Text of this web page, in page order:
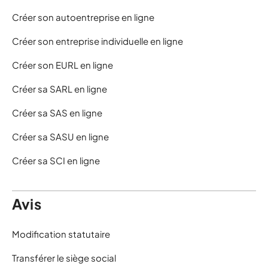
Créer son autoentreprise en ligne
Créer son entreprise individuelle en ligne
Créer son EURL en ligne
Créer sa SARL en ligne
Créer sa SAS en ligne
Créer sa SASU en ligne
Créer sa SCI en ligne
Avis
Modification statutaire
Transférer le siège social